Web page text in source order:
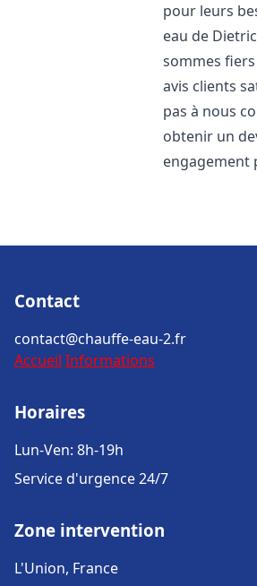
pour leurs
eau de
sommes
avis clients
pas à nous
obtenir un
engagement
Contact
contact@chauffe-eau-2.fr
Accueil Informations
Horaires
Lun-Ven: 8h-19h
Service d'urgence 24/7
Zone intervention
L'Union, France